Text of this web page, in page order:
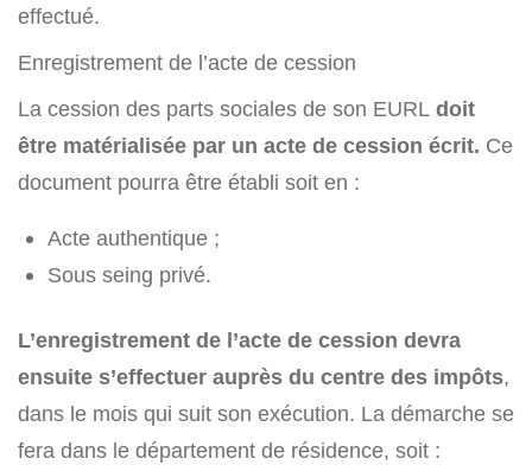
effectué.
Enregistrement de l’acte de cession
La cession des parts sociales de son EURL doit
être matérialisée par un acte de cession écrit. Ce
document pourra être établi soit en :
Acte authentique ;
Sous seing privé.
L’enregistrement de l’acte de cession devra
ensuite s’effectuer auprès du centre des impôts,
dans le mois qui suit son exécution. La démarche se
fera dans le département de résidence, soit :